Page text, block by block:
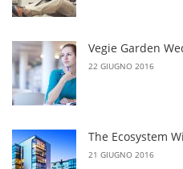
Vegie Garden
22 GIUGNO 2016
The Ecosystem
21 GIUGNO 2016